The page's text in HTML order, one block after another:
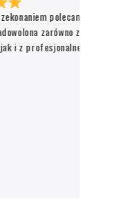
polecam ten
zarówno z jakości
i z profesjonalnej
zachwycają swoją
a staranne zapakowanie
standardzie obsługi